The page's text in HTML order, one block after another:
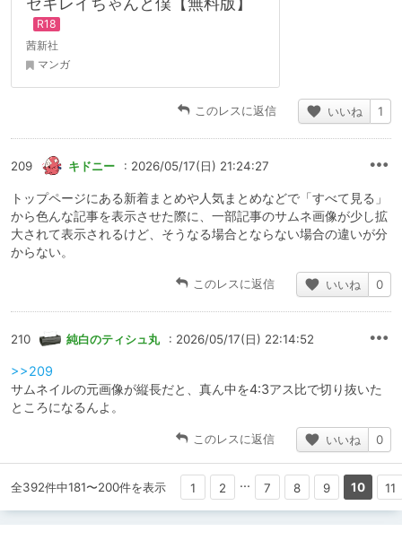
茜新社
マンガ
このレスに返信 いいね 1
209 キドニー : 2026/05/17(日) 21:24:27
トップページにある新着まとめや人気まとめなどで「すべて見る」
から色んな記事を表示させた際に、一部記事のサムネ画像が少し拡
大されて表示されるけど、そうなる場合とならない場合の違いが分
からない。
このレスに返信 いいね 0
210 純白のティシュ丸 : 2026/05/17(日) 22:14:52
>>209
サムネイルの元画像が縦長だと、真ん中を4:3アス比で切り抜いた
ところになるんよ。
このレスに返信 いいね 0
全392件中181〜200件を表示 1 2 ... 7 8 9 10 11